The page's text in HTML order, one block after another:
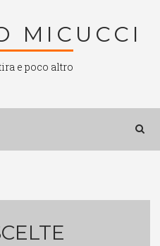
MICUCCI
e poco altro